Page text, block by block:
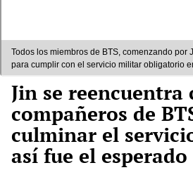
Todos los miembros de BTS, comenzando por
para cumplir con el servicio militar obligatorio
composición LR/Dispatch
Jin se reencuentra
compañeros de
culminar el
así fue el